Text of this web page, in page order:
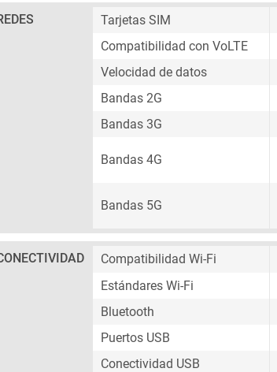
Tarjetas SIM
Compatibilidad con VoLTE
Velocidad de datos
Bandas 2G
Bandas 3G
Bandas 4G
Bandas 5G
Compatibilidad Wi-Fi
Estándares Wi-Fi
Bluetooth
Puertos USB
Conectividad USB